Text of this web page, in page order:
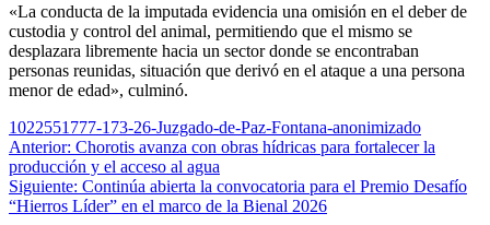
«La conducta de la imputada evidencia una omisión en el deber de
custodia y control del animal, permitiendo que el mismo se
desplazara libremente hacia un sector donde se encontraban
personas reunidas, situación que derivó en el ataque a una persona
menor de edad», culminó.
1022551777-173-26-Juzgado-de-Paz-Fontana-anonimizado
Navegación
de
entradas
Anterior: Chorotis avanza con obras hídricas para fortalecer la
producción y el acceso al agua
Siguiente: Continúa abierta la convocatoria para el Premio Desafío
“Hierros Líder” en el marco de la Bienal 2026